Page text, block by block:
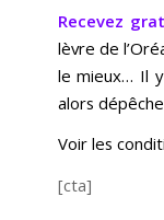
Recevez
lèvre de
le mieux… Il
alors
Voir les
[cta]